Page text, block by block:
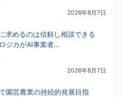
2026年8月7日
求めるのは信頼し相談できる
ジカがAI事業者…
2026年8月7日
園芸農業の持続的発展目指